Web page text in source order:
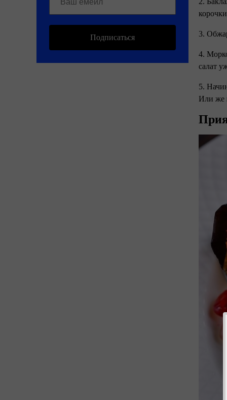
Подписаться 3.
4.
салат
5.
Или же